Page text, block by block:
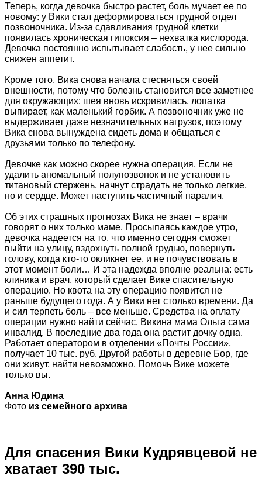
Теперь, когда девочка быстро растет, боль мучает ее по
новому: у Вики стал деформироваться грудной отдел
позвоночника. Из-за сдавливания грудной клетки
появилась хроническая гипоксия – нехватка кислорода.
Девочка постоянно испытывает слабость, у нее сильно
снижен аппетит.
Кроме того, Вика снова начала стесняться своей
внешности, потому что болезнь становится все заметнее
для окружающих: шея вновь искривилась, лопатка
выпирает, как маленький горбик. А позвоночник уже не
выдерживает даже незначительных нагрузок, поэтому
Вика снова вынуждена сидеть дома и общаться с
друзьями только по телефону.
Девочке как можно скорее нужна операция. Если не
удалить аномальный полупозвонок и не установить
титановый стержень, начнут страдать не только легкие,
но и сердце. Может наступить частичный паралич.
Об этих страшных прогнозах Вика не знает – врачи
говорят о них только маме. Просыпаясь каждое утро,
девочка надеется на то, что именно сегодня сможет
выйти на улицу, вздохнуть полной грудью, повернуть
голову, когда кто-то окликнет ее, и не почувствовать в
этот момент боли… И эта надежда вполне реальна: есть
клиника и врач, который сделает Вике спасительную
операцию. Но квота на эту операцию появится не
раньше будущего года. А у Вики нет столько времени. Да
и сил терпеть боль – все меньше. Средства на оплату
операции нужно найти сейчас. Викина мама Ольга сама
инвалид. В последние два года она растит дочку одна.
Работает оператором в отделении «Почты России»,
получает 10 тыс. руб. Другой работы в деревне Бор, где
они живут, найти невозможно. Помочь Вике можете
только вы.
Анна Юдина
Фото из семейного архива
Для спасения Вики Кудрявцевой не
хватает 390 тыс.